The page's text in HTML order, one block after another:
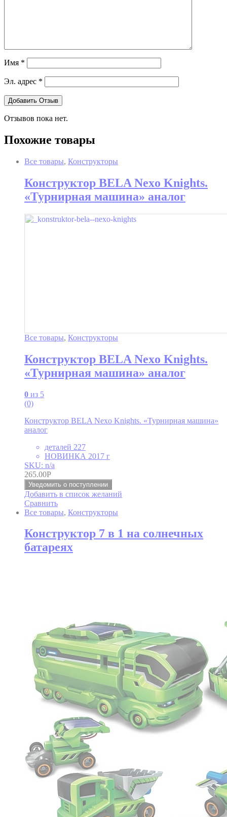
Имя *
Эл. адрес *
Отзывов пока нет.
Похожие товары
Все товары, Конструкторы
Конструктор BELA Nexo Knights.
«Турнирная машина» аналог
Все товары, Конструкторы
Конструктор BELA Nexo Knights.
«Турнирная машина» аналог
0 из 5
(0)
Конструктор BELA Nexo Knights. «Турнирная машина»
аналог
деталей 227
НОВИНКА 2017 г
SKU: n/a
265.00Р
Уведомить о поступлении
Добавить в список желаний
Сравнить
Все товары, Конструкторы
Конструктор 7 в 1 на солнечных
батареях